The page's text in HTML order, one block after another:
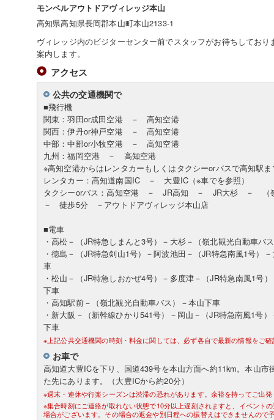
モンベルアウトドアヴィレッジ本山
高知県高知県長岡郡本山町本山2133-1
ヴィレッジ内のビジターセンター前でスタッフがお待ちしてお
案内します。
アクセス
公共の交通機関で
■飛行機
関東：羽田or成田空港 － 高知空港
関西：伊丹or神戸空港 － 高知空港
中部：中部or小牧空港 － 高知空港
九州：福岡空港 － 高知空港
※高知空港からはレンタカーもしくはタクシーorバスで高知駅
レンタカー：高知道南国IC － 大豊IC（※車でを参照）
タクシーorバス：高知空港 － JR高知 － JR大杉 － （
－ 徒歩5分 －アウトドアヴィレッジ本山店
■電車
・高松－（JR特急しまんと3号）－大杉－（嶺北観光自動車バ
・徳島－（JR特急剣山1号）－阿波池田－（JR特急南風1号）
車
・松山－（JR特急しおかぜ4号）－多度津－（JR特急南風1号
下車
・高知駅前－（嶺北観光自動車バス）－本山下車
・新大阪－（新幹線ひかり541号）－岡山－（JR特急南風1号
下車
※上記公共交通機関の時刻・料金に関しては、必ず各自で最新の情報をご
お車で
高知道大豊ICを下り、国道439号を本山方面へ約11km。本山
た先にあります。（大豊ICから約20分）
※週末・連休や行楽シーズンは渋滞の恐れがあります。余裕を持ってご出
※集合時刻にご連絡が取れない状態で10分以上遅刻されますと、イベント
場合がございます。その場合の返金や別日程への振替えはできませんので